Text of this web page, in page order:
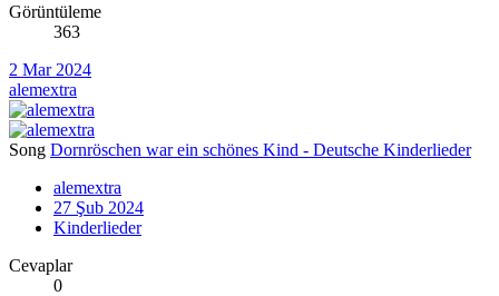
Görüntüleme
363
2 Mar 2024
alemextra
Song Dornröschen war ein schönes Kind - Deutsche Kinderlieder
alemextra
27 Şub 2024
Kinderlieder
Cevaplar
0